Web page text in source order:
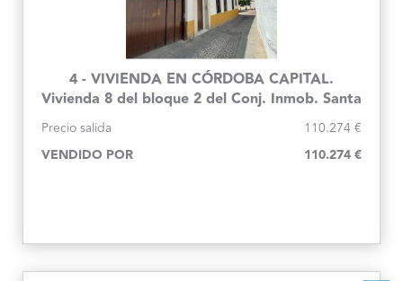
4 - VIVIENDA EN CÓRDOBA CAPITAL.
Vivienda 8 del bloque 2 del Conj. Inmob. Santa
Precio salida 110.274 €
VENDIDO POR 110.274 €